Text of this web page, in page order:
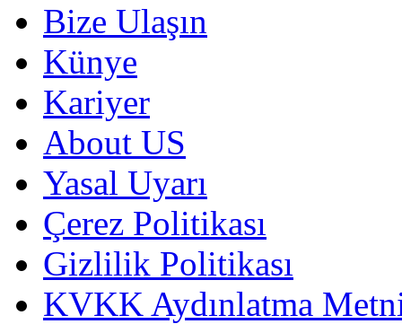
Bize Ulaşın
Künye
Kariyer
About US
Yasal Uyarı
Çerez Politikası
Gizlilik Politikası
KVKK Aydınlatma